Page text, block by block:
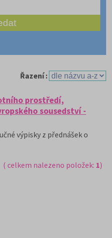
Řazení :
prostředí,
sousedství -
výpisky z přednášek o
( celkem nalezeno položek: 1)